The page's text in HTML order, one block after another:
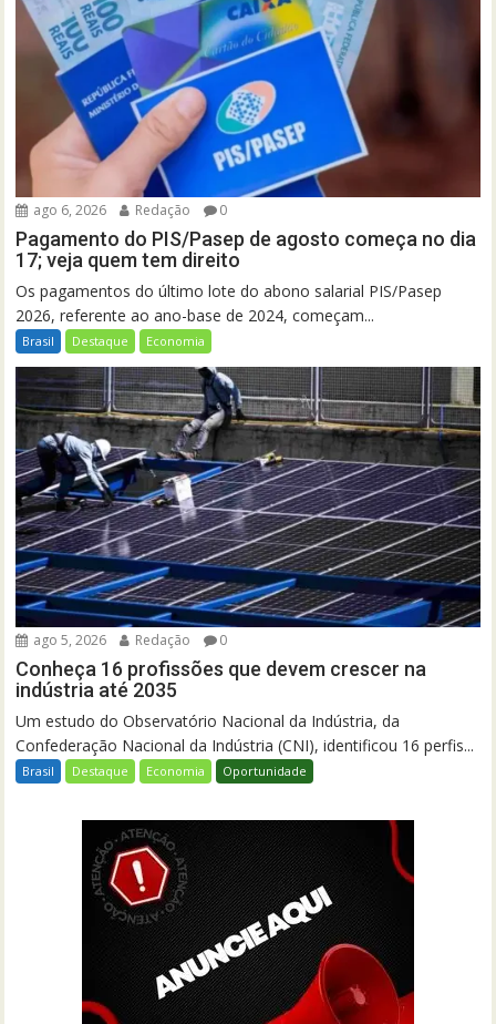
ago 6, 2026 Redação 0
Pagamento do PIS/Pasep de agosto começa no dia
17; veja quem tem direito
Os pagamentos do último lote do abono salarial PIS/Pasep
2026, referente ao ano-base de 2024, começam...
Brasil Destaque Economia
ago 5, 2026 Redação 0
Conheça 16 profissões que devem crescer na
indústria até 2035
Um estudo do Observatório Nacional da Indústria, da
Confederação Nacional da Indústria (CNI), identificou 16 perfis...
Brasil Destaque Economia Oportunidade